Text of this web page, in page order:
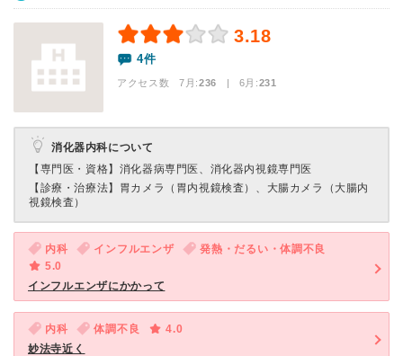
3.18
4件
アクセス数 7月:236 | 6月:231
消化器内科について
【専門医・資格】 消化器病専門医、消化器内視鏡専門医
【診療・治療法】 胃カメラ（胃内視鏡検査）、大腸カメラ（大腸内
視鏡検査）
内科 インフルエンザ
発熱・だるい・体調不良
5.0
インフルエンザにかかって
内科 体調不良
4.0
妙法寺近く